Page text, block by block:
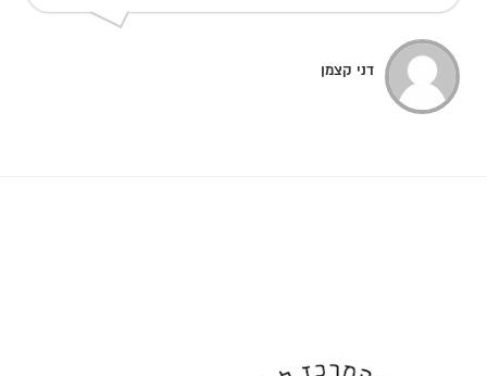
דני קצמן